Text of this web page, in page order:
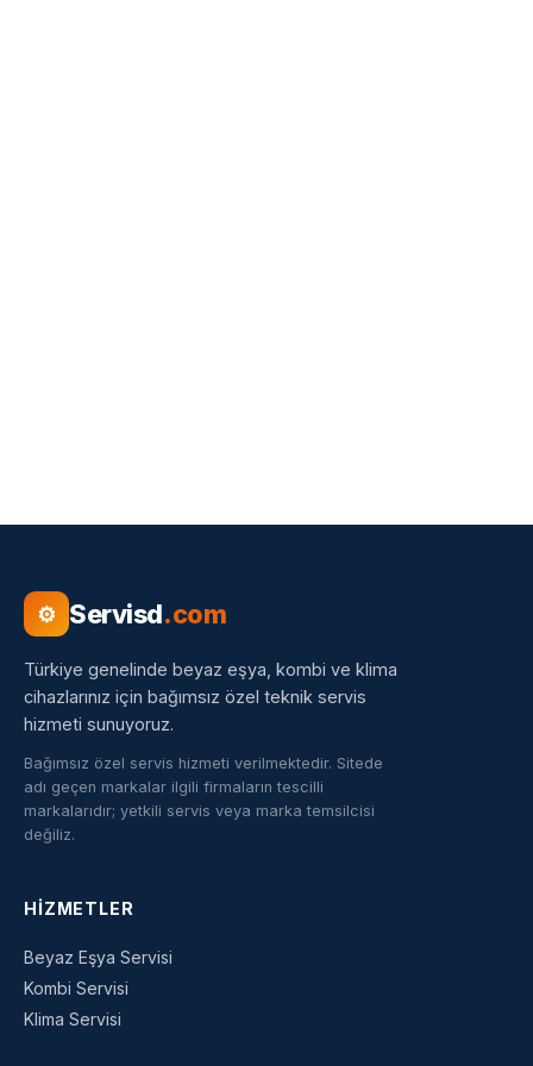
⚙ Servisd.com
Türkiye genelinde beyaz eşya, kombi ve klima
cihazlarınız için bağımsız özel teknik servis
hizmeti sunuyoruz.
Bağımsız özel servis hizmeti verilmektedir. Sitede
adı geçen markalar ilgili firmaların tescilli
markalarıdır; yetkili servis veya marka temsilcisi
değiliz.
HIZMETLER
Beyaz Eşya Servisi
Kombi Servisi
Klima Servisi